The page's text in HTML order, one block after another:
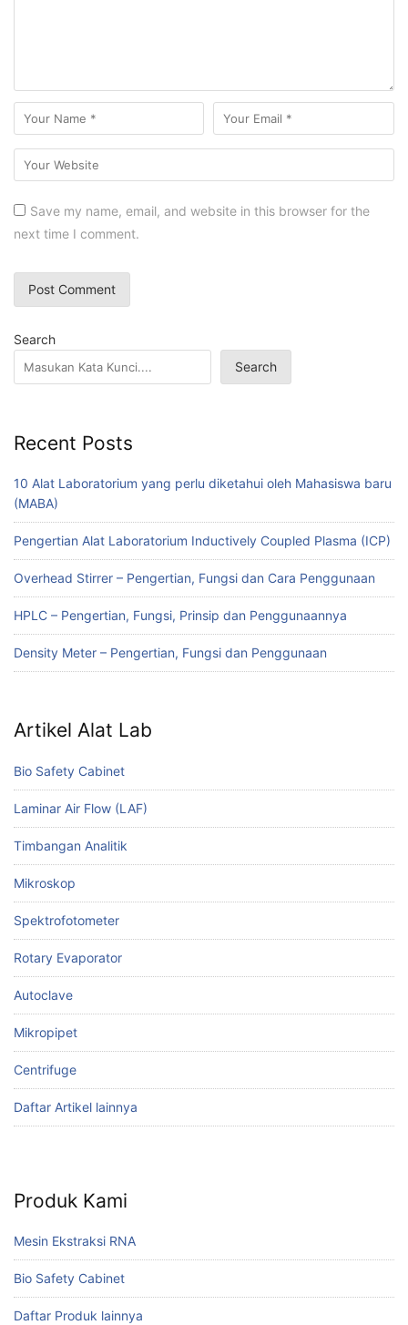
Save my name, email, and website in this browser for the
next time I comment.
Search
Search
Recent Posts
10 Alat Laboratorium yang perlu diketahui oleh Mahasiswa baru
(MABA)
Pengertian Alat Laboratorium Inductively Coupled Plasma (ICP)
Overhead Stirrer – Pengertian, Fungsi dan Cara Penggunaan
HPLC – Pengertian, Fungsi, Prinsip dan Penggunaannya
Density Meter – Pengertian, Fungsi dan Penggunaan
Artikel Alat Lab
Bio Safety Cabinet
Laminar Air Flow (LAF)
Timbangan Analitik
Mikroskop
Spektrofotometer
Rotary Evaporator
Autoclave
Mikropipet
Centrifuge
Daftar Artikel lainnya
Produk Kami
Mesin Ekstraksi RNA
Bio Safety Cabinet
Daftar Produk lainnya